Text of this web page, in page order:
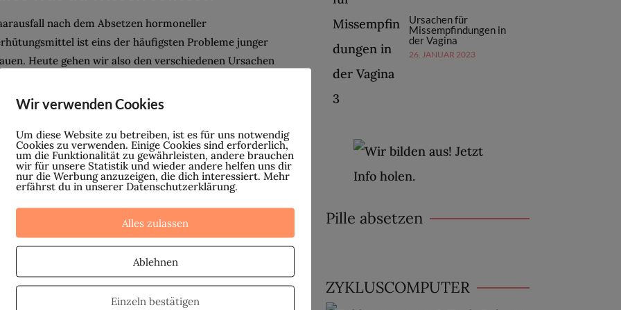
nach dem Absetzen hormoneller
ist eins der häufigsten Probleme junger
Heute gehen wir also den verschiedenen Ursachen
dieses unschöne Symptom mal genauer auf...
Gynäkologen/innen, wir
reden!
ist erschreckend, was manche Frauen sich heutzutage
frustrierende, absolut nicht hilfreiche und meist auch
Dinge bei einem Arztbesuch anhören
Sobald man dem Gynäkologen...
Ursachen für
Missempfindungen in
der Vagina
26. JANUAR 2023
Pille absetzen
ZYKLUSCOMPUTER
Wir verwenden Cookies
Um diese Website zu betreiben, ist es für uns notwendig
Cookies zu verwenden. Einige Cookies sind erforderlich,
um die Funktionalität zu gewährleisten, andere brauchen
wir für unsere Statistik und wieder andere helfen uns dir
nur die Werbung anzuzeigen, die dich interessiert. Mehr
erfährst du in unserer Datenschutzerklärung.
Alles zulassen
Ablehnen
Einzeln bestätigen